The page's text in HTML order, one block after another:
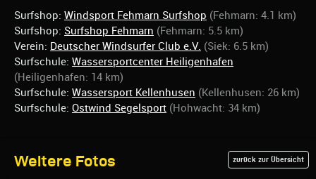
Surfshop: Windsport Fehmarn Surfshop (Fehmarn: 4.1 km)
Surfshop: Surfshop Fehmarn (Fehmarn: 5.5 km)
Verein: Deutscher Windsurfer Club e.V. (Siek: 6.5 km)
Surfschule: Wassersportcenter Heiligenhafen
(Heiligenhafen: 14 km)
Surfschule: Wassersport Kellenhusen (Kellenhusen: 26 km)
Surfschule: Ostwind Segelsport (Hohwacht: 34 km)
Weitere Fotos zurück zur Übersicht